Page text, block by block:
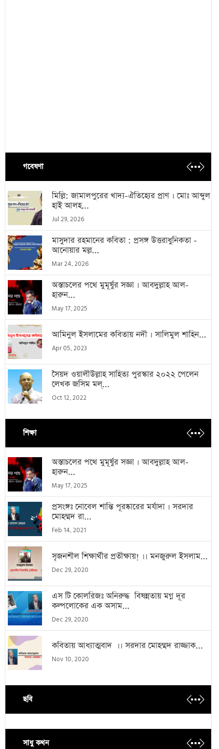
গবেষণা
মিল্লি: জামালপুরের খাদ্য-ঐতিহ্যের প্রাণ । মোঃ আব্দুল
হাই আলহ...
Jul 29, 2026
মাসুদার রহমানের কবিতা : প্রসঙ্গ উত্তরাধুনিকতা -
আনোয়ার মল্ল...
Mar 24, 2026
অস্তাচলের পথে মুমূর্ষুর সজ্ঞা । আবদুল্লাহ আল-
হারুন...
May 17, 2025
আমিনুল ইসলামের কবিতায় নদী । সালিমুল শাহিন...
Apr 05, 2023
সৈয়দ ওয়ালীউল্লাহ সাহিত্য পুরস্কার ২০২২ পেলেন
লেখক জসিম মল্...
Oct 12, 2022
শিক্ষা
অস্তাচলের পথে মুমূর্ষুর সজ্ঞা । আবদুল্লাহ আল-
হারুন...
May 17, 2025
প্রসংঙ্গঃ নোবেল শান্তি পূরষ্কারের মর্যাদা । সরদার
মোহম্মদ রা...
Feb 14, 2021
সৃজনশীল শিক্ষার্থীর প্রতীক্ষায়! ।। মনজুরুল ইসলাম...
Dec 29, 2020
এস টি কোলরিজঃ অনিরুদ্ধ বিষন্নতায় মগ্ন দূর
কল্পলোকের এক অসাম...
Dec 29, 2020
কবিতায় আধ্যাত্মবাদ ।। সরদার মোহম্মদ রাজ্জাক...
Nov 10, 2020
ছবি
সাধু কথন